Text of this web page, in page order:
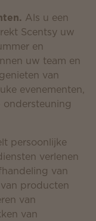
Als u een
Scentsy uw
en
uw team en
van
evenementen,
persoonlijke
verlenen
van
producten
van
van